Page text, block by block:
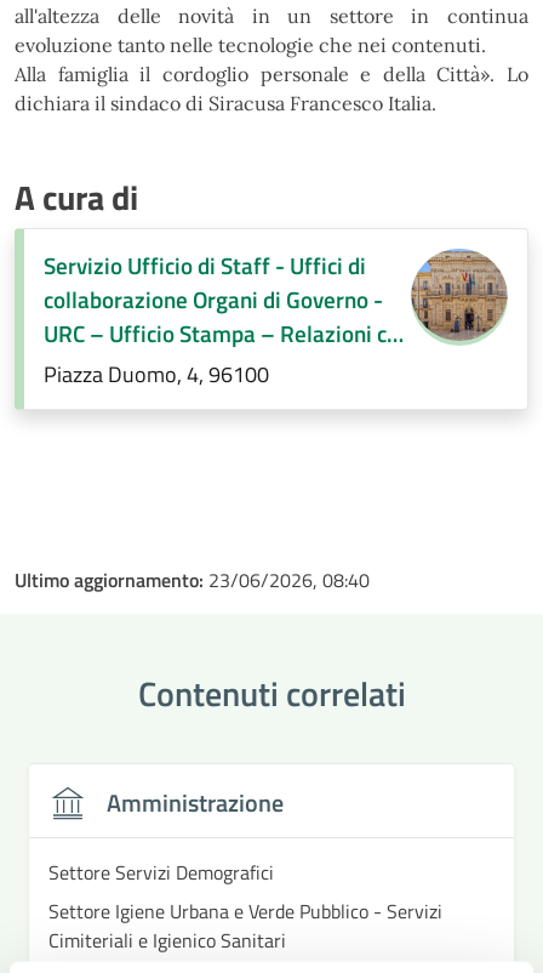
all'altezza delle novità inun settore in continua
evoluzione tanto nelle tecnologie che nei contenuti.
Alla famiglia il cordoglio personale e della Città». Lo
dichiara il sindaco di Siracusa Francesco Italia.
A cura di
Servizio Ufficio di Staff - Uffici di
collaborazione Organi di Governo -
URC – Ufficio Stampa – Relazioni con
la città
Piazza Duomo, 4, 96100
Ultimo aggiornamento: 23/06/2026, 08:40
Contenuti correlati
Amministrazione
Settore Servizi Demografici
Settore Igiene Urbana e Verde Pubblico - Servizi
Cimiteriali e Igienico Sanitari